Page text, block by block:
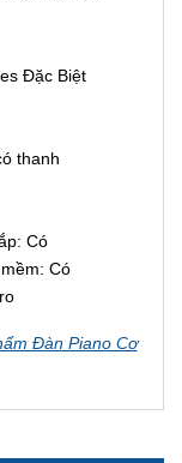
Đặc Biệt
thanh
Có
Có
Đàn Piano Cơ